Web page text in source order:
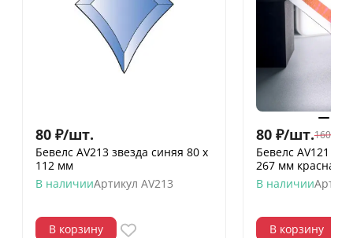
80 ₽/шт.
Бевелс AV213 звезда синяя 80 х
112 мм
В наличииАртикул AV213
В корзину
80 ₽/шт.160
Бевелс AV121
267 мм красная
В наличии
В корзину